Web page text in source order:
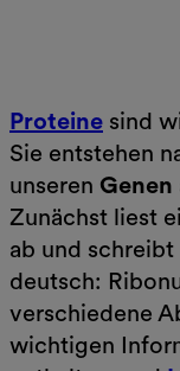
Proteine sind
Sie entstehen
unseren Genen
Zunächst liest
ab und schreibt
deutsch:
verschiedene
wichtigen